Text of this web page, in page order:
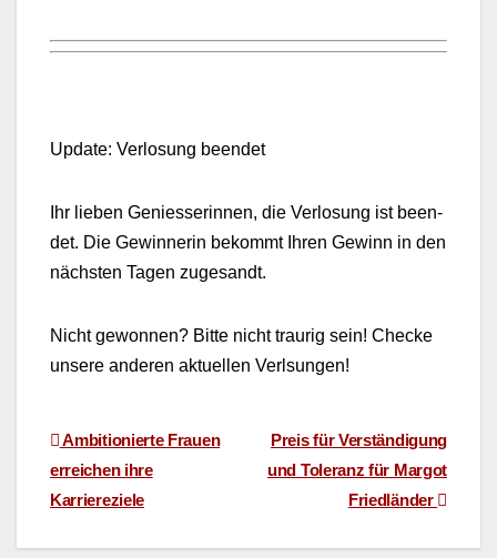
Update: Ver­losung been­det
Ihr lieben Geniesserin­nen, die Ver­losung ist been­
det. Die Gewin­ner­in bekommt Ihren Gewinn in den
näch­sten Tagen zuge­sandt.
Nicht gewon­nen? Bitte nicht trau­rig sein! Checke
unsere anderen aktuellen Verl­sun­gen!
Beitragsnavigation
Preis für Verständigung
und Toleranz für Margot
Friedländer
Ambitionierte Frauen
erreichen ihre
Karriereziele